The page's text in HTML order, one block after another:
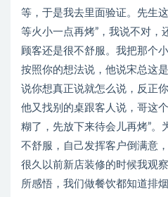
等，于是我去里面验证。先生
等火小一点再烤”，我说不对，
顾客还是很不舒服。我把那个
按照你的想法说，他说宋总这
说你想真正说就怎么说，反正
他又找别的桌跟客人说，哥这
糊了，先放下来待会儿再烤”。
不舒服，自己发挥客户倒满意
很久以前新店装修的时候我观
所感悟，我们做餐饮都知道排